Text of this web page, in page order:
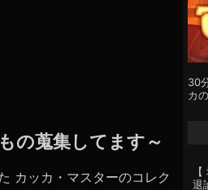
の蒐集してます～
カッカ・マスターのコレク
30
カ
退